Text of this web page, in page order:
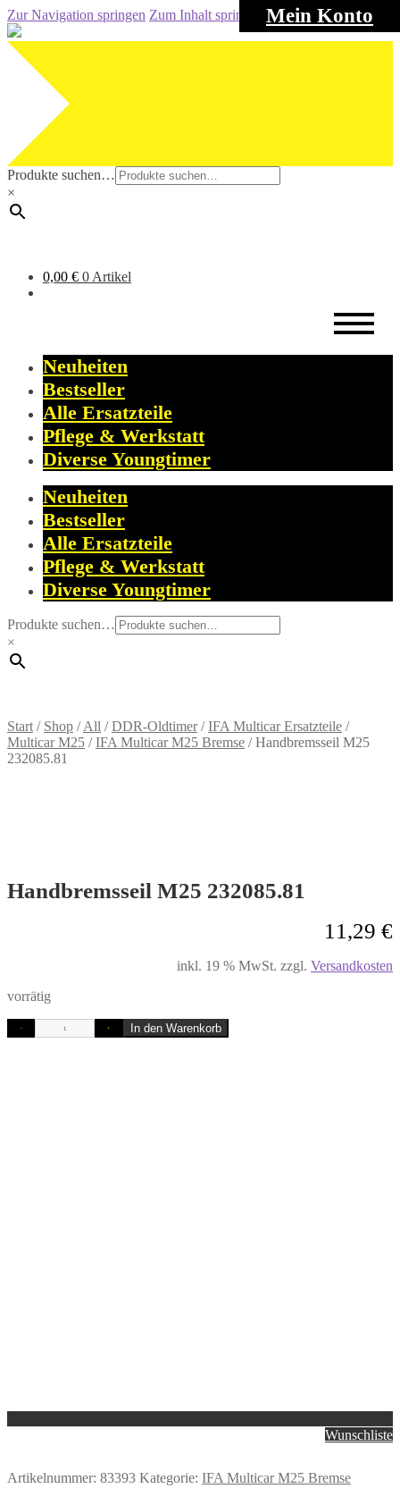
Mein Konto
Zur Navigation springen Zum Inhalt springen
Produkte suchen…
×
0,00 € 0 Artikel
Neuheiten
Bestseller
Alle Ersatzteile
Pflege & Werkstatt
Diverse Youngtimer
Neuheiten
Bestseller
Alle Ersatzteile
Pflege & Werkstatt
Diverse Youngtimer
Produkte suchen…
×
Start / Shop /All /DDR-Oldtimer/IFA Multicar Ersatzteile /
Multicar M25 /IFA Multicar M25 Bremse /Handbremsseil M25
232085.81
Handbremsseil M25 232085.81
11,29 €
inkl. 19 % MwSt. zzgl. Versandkosten
vorrätig
- + In den Warenkorb
Wunschliste
Artikelnummer: 83393 Kategorie: IFA Multicar M25 Bremse